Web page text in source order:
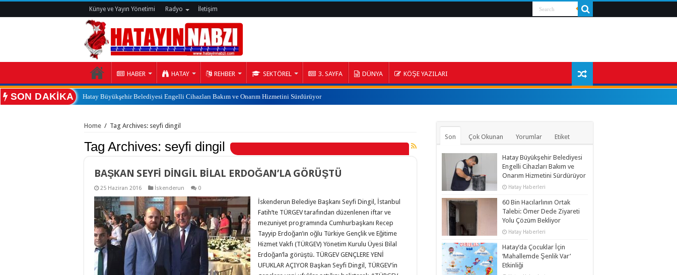
Künye ve Yayın Yönetimi Radyo İletişim
HABER HATAY REHBER SEKTÖREL 3. SAYFA DÜNYA KÖŞE YAZILARI
SON DAKİKA
:
Hatay Büyükşehir Belediyesi Engelli Cihazları Bakım ve Onarım Hizmetini Sürdürüyor
Home / Tag Archives: seyfi dingil
Tag Archives: seyfi dingil
BAŞKAN SEYFİ DİNGİL BİLAL ERDOĞAN’LA GÖRÜŞTÜ
25 Haziran 2016 İskenderun 0
İskenderun Belediye Başkanı Seyfi Dingil, İstanbul
Fatih’te TÜRGEV tarafından düzenlenen iftar ve
mezuniyet programında Cumhurbaşkanı Recep
Tayyip Erdoğan’ın oğlu Türkiye Gençlik ve Eğitime
Hizmet Vakfı (TÜRGEV) Yönetim Kurulu Üyesi Bilal
Erdoğan’la görüştü. TÜRGEV GENÇLERE YENİ
UFUKLAR AÇIYOR Başkan Seyfi Dingil, TÜRGEV’in
Son Çok Okunan Yorumlar Etiket
Hatay Büyükşehir Belediyesi
Engelli Cihazları Bakım ve
Onarım Hizmetini Sürdürüyor
Hatay Haberleri
60 Bin Hacılarlının Ortak
Talebi: Ömer Dede Ziyareti
Yolu Çözüm Bekliyor
Hatay Haberleri
Hatay’da Çocuklar İçin
‘Mahallemde Şenlik Var’
Etkinliği